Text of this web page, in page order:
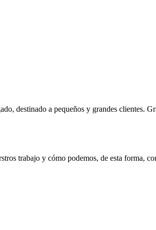
destinado a pequeños y grandes clientes.
trabajo y cómo podemos, de esta forma,